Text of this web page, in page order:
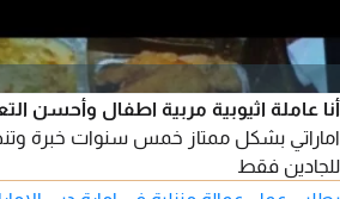
أنا عاملة اثيوبية مربية اطفال وأحسن
اماراتي بشكل ممتاز خمس سنوات خبرة
للجادين فقط